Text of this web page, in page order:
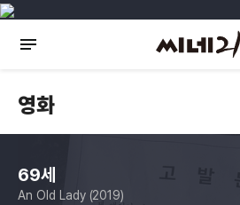
영화
69세
An Old Lady (2019)